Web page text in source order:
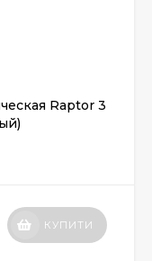
Raptor 3
КУПИТИ